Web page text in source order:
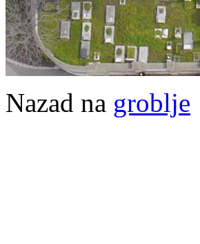
Nazad na groblje